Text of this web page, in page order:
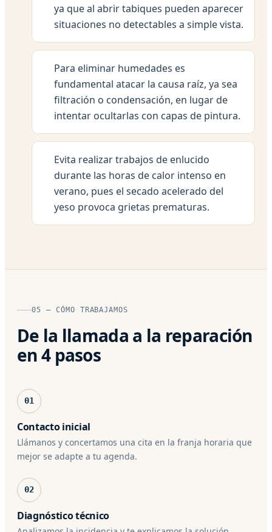
ya que al abrir tabiques pueden aparecer
situaciones no detectables a simple vista.
Para eliminar humedades es
fundamental atacar la causa raíz, ya sea
filtración o condensación, en lugar de
intentar ocultarlas con capas de pintura.
Evita realizar trabajos de enlucido
durante las horas de calor intenso en
verano, pues el secado acelerado del
yeso provoca grietas prematuras.
05 — CÓMO TRABAJAMOS
De la llamada a la reparación
en 4 pasos
01
Contacto inicial
Llámanos y concertamos una cita en la franja horaria que
mejor se adapte a tu agenda.
02
Diagnóstico técnico